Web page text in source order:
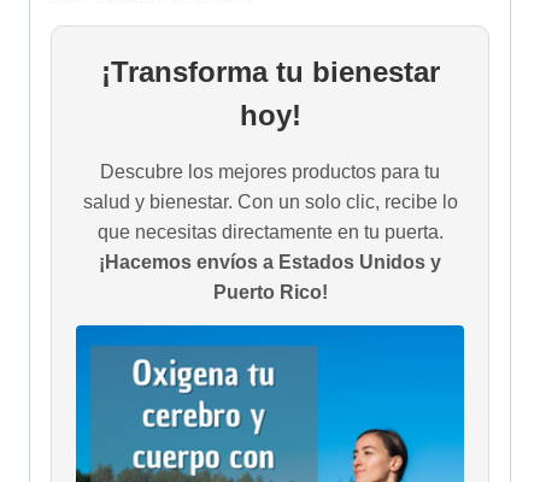
¡Transforma tu bienestar
hoy!
Descubre los mejores productos para tu
salud y bienestar. Con un solo clic, recibe lo
que necesitas directamente en tu puerta.
¡Hacemos envíos a Estados Unidos y
Puerto Rico!